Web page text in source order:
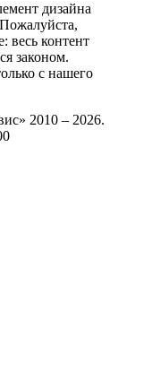
дизайна
весь контент
законом.
с нашего
2010 – 2026.